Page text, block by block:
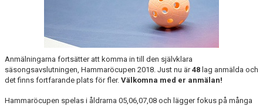
Anmälningarna fortsätter att komma in till den självklara
säsongsavslutningen, Hammaröcupen 2018. Just nu är48 lag anmälda och
det finns fortfarande plats för fler. Välkomna med er anmälan!
Hammaröcupen spelas i åldrarna 05,06,07,08 och lägger fokus på många